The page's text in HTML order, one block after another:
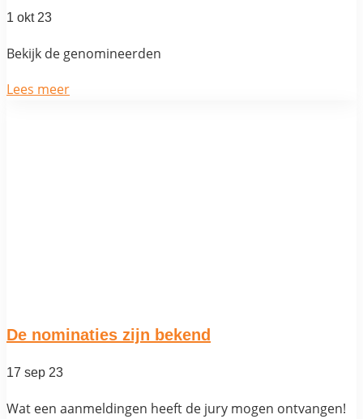
1 okt 23
Bekijk de genomineerden
Lees meer
De nominaties zijn bekend
17 sep 23
Wat een aanmeldingen heeft de jury mogen ontvangen!